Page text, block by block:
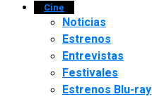
Cine
Noticias
Estrenos
Entrevistas
Festivales
Estrenos Blu-ray